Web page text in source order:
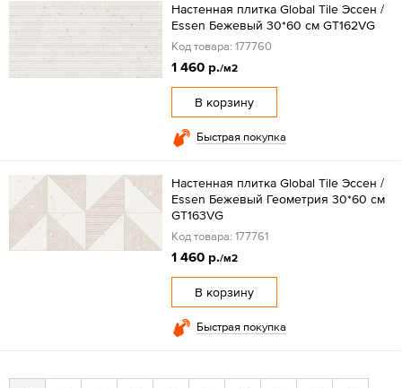
Настенная плитка Global Tile Эссен /
Essen Бежевый 30*60 см GT162VG
Код товара: 177760
1 460 р./м2
В корзину
Быстрая покупка
Настенная плитка Global Tile Эссен /
Essen Бежевый Геометрия 30*60 см
GT163VG
Код товара: 177761
1 460 р./м2
В корзину
Быстрая покупка